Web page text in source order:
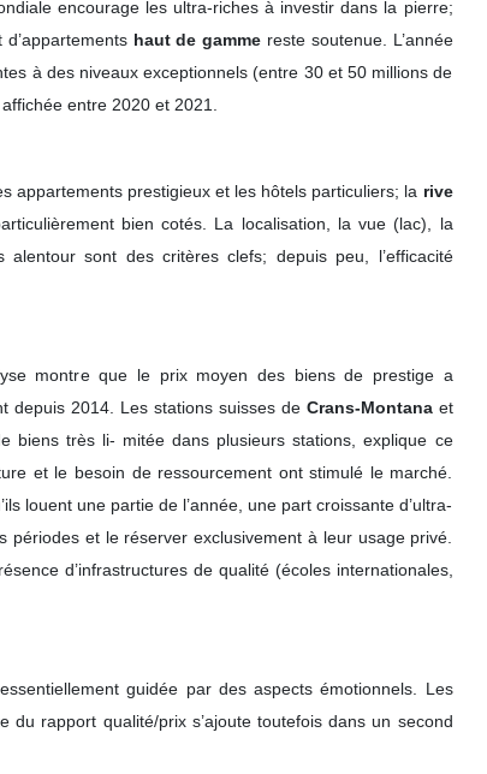
Nos
encourage les ultra-riches à investir dans la pierre;
haut de gamme reste soutenue. L’année
à des niveaux exceptionnels (entre 30 et 50 millions de
entre 2020 et 2021.
appartements prestigieux et les hôtels particuliers; la rive
bien cotés. La localisation, la vue (lac), la
sont des critères clefs; depuis peu, l’efficacité
montre que le prix moyen des biens de prestige a
depuis 2014. Les stations suisses de Crans-Montana et
très li- mitée dans plusieurs stations, explique ce
et le besoin de ressourcement ont stimulé le marché.
louent une partie de l’année, une part croissante d’ultra-
et le réserver exclusivement à leur usage privé.
d’infrastructures de qualité (écoles internationales,
guidée par des aspects émotionnels. Les
rapport qualité/prix s’ajoute toutefois dans un second